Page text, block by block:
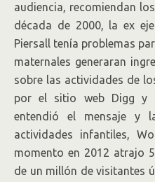
audiencia, recomiendan
década de 2000, la ex
Piersall tenía problemas
maternales generaran
sobre las actividades de
por el sitio web Digg y
entendió el mensaje y
actividades infantiles,
momento en 2012 atrajo
de un millón de visitantes